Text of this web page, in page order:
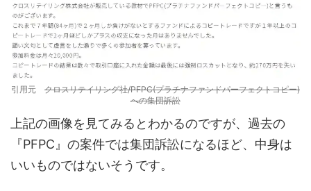
引用元 クロスリテイリング社/PFPC(プラチナファンドパーフェクトコピー)
への集団訴訟
上記の画像を見てみるとわかるのですが、過去の
『PFPC』の案件では集団訴訟になるほど、中身は
いいものではないそうです。